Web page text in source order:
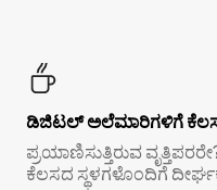
ಡಿಜಿಟಲ್ ಅಲೆಮಾರಿಗಳಿಗೆ ಕೆಲಸ-
ಪ್ರಯಾಣಿಸುತ್ತಿರುವ
ಕೆಲಸದ ಸ್ಥಳಗಳೊಂದಿಗೆ